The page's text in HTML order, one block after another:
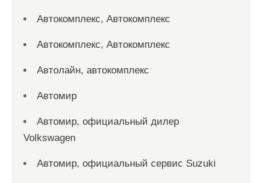
Автокомплекс, Автокомплекс
Автокомплекс, Автокомплекс
Автолайн, автокомплекс
Автомир
Автомир, официальный дилер
Volkswagen
Автомир, официальный сервис Suzuki